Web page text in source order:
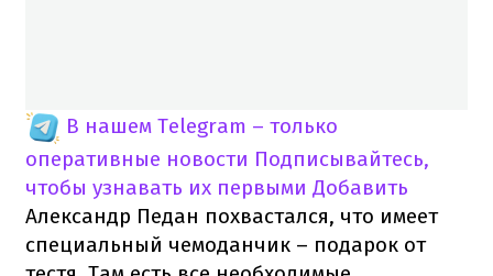
В нашем Telegram – только
оперативные новости Подписывайтесь,
чтобы узнавать их первыми Добавить
Александр Педан похвастался, что имеет
специальный чемоданчик – подарок от